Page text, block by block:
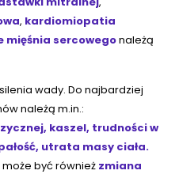
, kardiomiopatia
mięśnia sercowegonależą
wady. Do najbardziej
należą m.in.:
kaszel, trudności w
utrata masy ciała.
być również zmiana